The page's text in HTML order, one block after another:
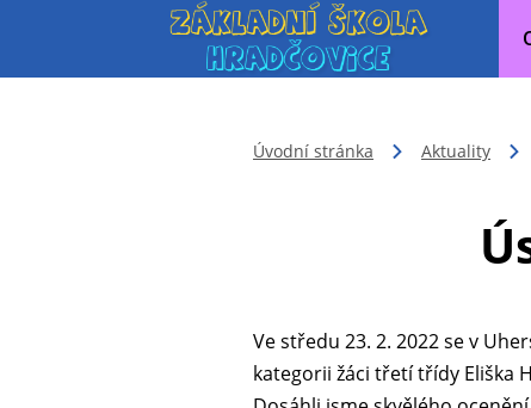
Úvodní stránka Aktuality
Ve středu 23. 2. 2022 se v
kategorii žáci třetí třídy Eliška